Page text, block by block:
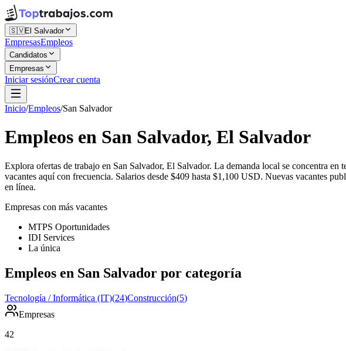
🇸🇻El Salvador
EmpresasEmpleos
Candidatos
Empresas
Iniciar sesiónCrear cuenta
Inicio/Empleos/San Salvador
Empleos en San Salvador, El Salvador
Explora ofertas de trabajo en San Salvador, El Salvador. La demanda local se concentra
vacantes aquí con frecuencia. Salarios desde $409 hasta $1,100 USD. Nuevas vacantes
en línea.
Empresas con más vacantes
MTPS Oportunidades
IDI Services
La única
Empleos en San Salvador por categoría
Tecnología / Informática (IT)(24)Construcción(5)
Empresas
42